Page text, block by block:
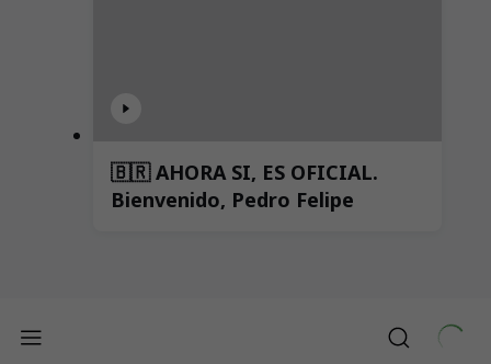
🇧🇷 AHORA SI, ES OFICIAL.
Bienvenido, Pedro Felipe